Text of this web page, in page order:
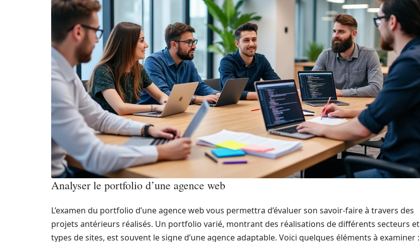
Analyser le portfolio d’une agence web
L’examen du portfolio d’une agence web vous permettra d’évaluer son savoir-faire à travers des
projets antérieurs réalisés. Un portfolio varié, montrant des réalisations de différents secteurs et
types de sites, est souvent le signe d’une agence adaptable. Voici quelques éléments à examiner :